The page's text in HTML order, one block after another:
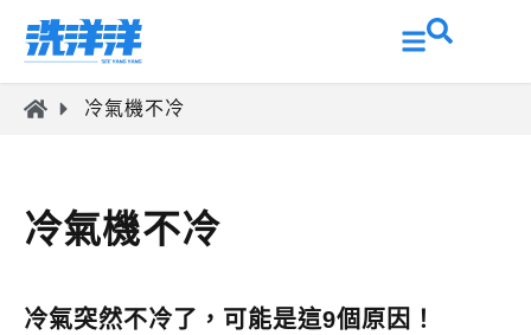
冷氣機不冷
冷氣機不冷
冷氣突然不冷了，可能是這9個原因！